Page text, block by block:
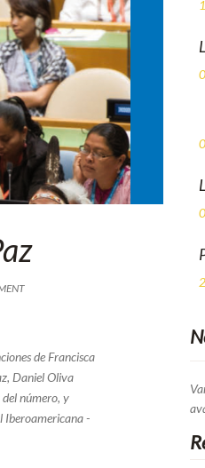
de Francisca
Daniel Oliva
número, y
Iberoamericana -